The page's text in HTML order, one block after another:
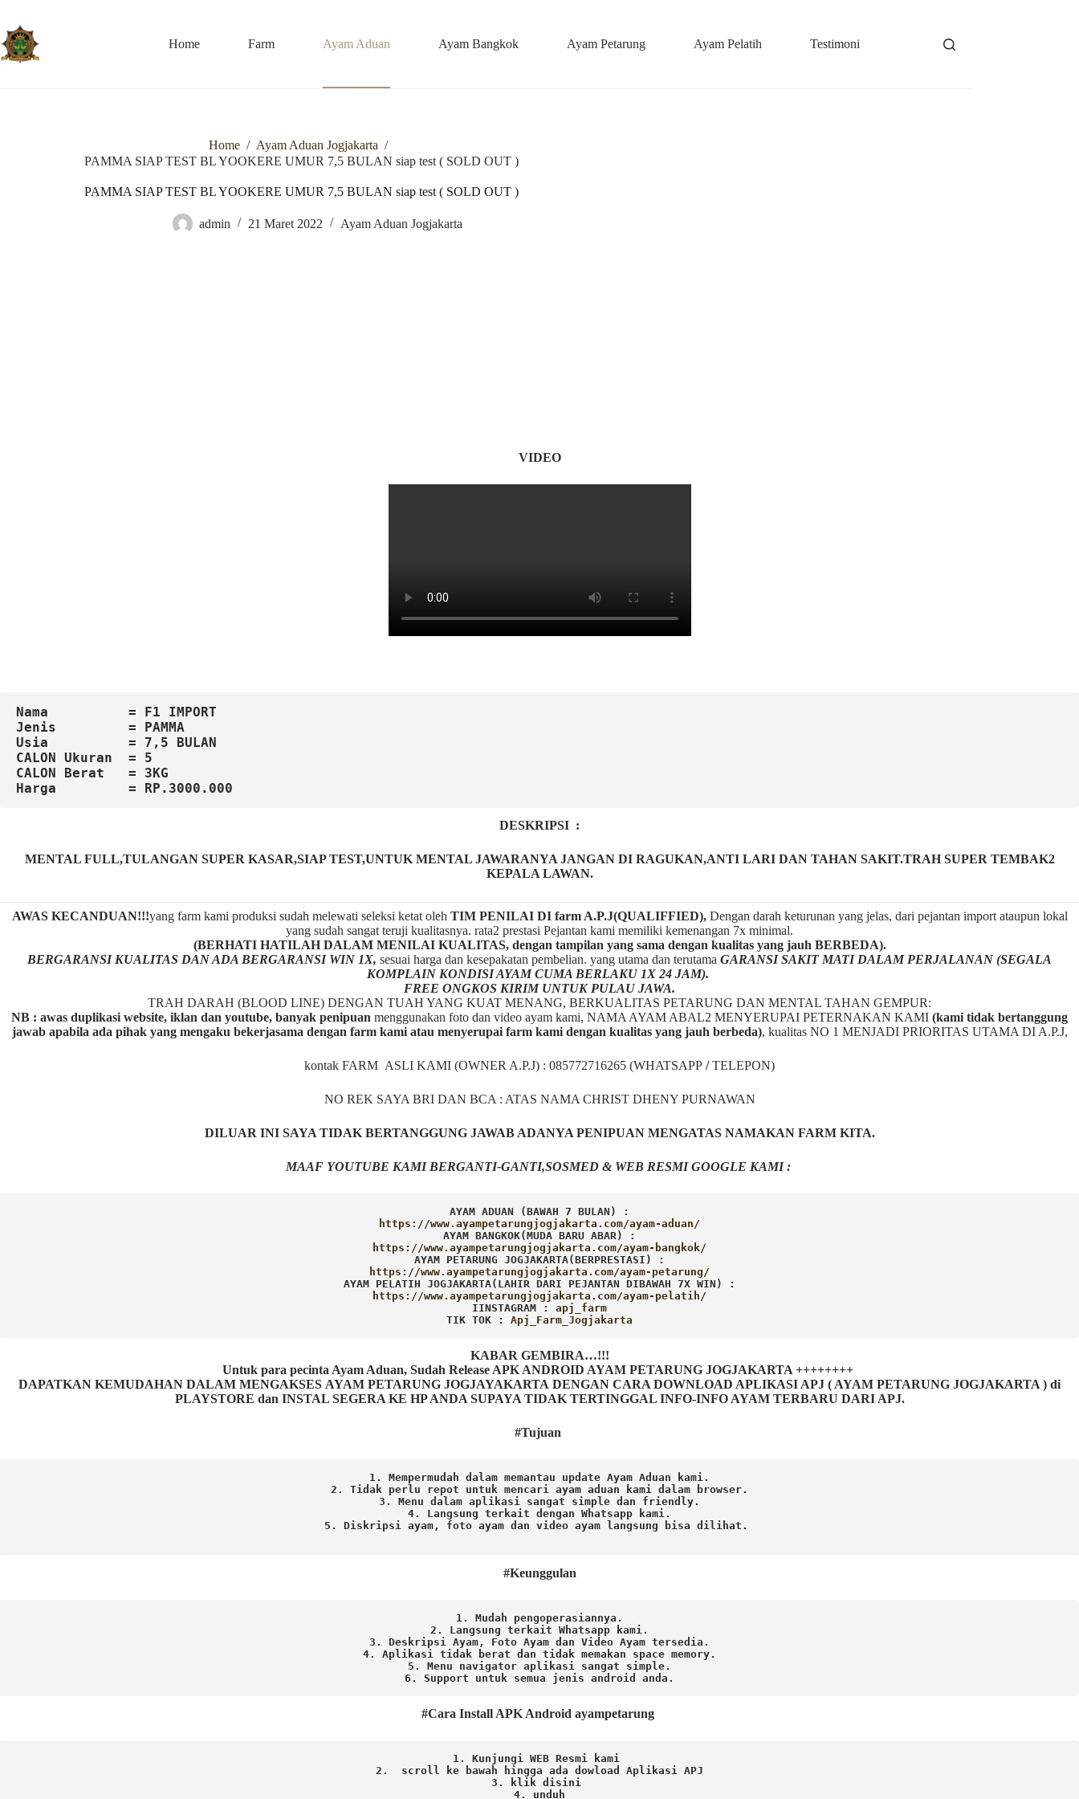
content
Home Farm Ayam Aduan Ayam Bangkok Ayam Petarung Ayam Pelatih Testimoni
Home / Ayam Aduan Jogjakarta /
PAMMA SIAP TEST BL YOOKERE UMUR 7,5 BULAN siap test ( SOLD OUT )
PAMMA SIAP TEST BL YOOKERE UMUR 7,5 BULAN siap test ( SOLD OUT )
admin 21 Maret 2022 Ayam Aduan Jogjakarta
VIDEO
Nama          = F1 IMPORT
Jenis         = PAMMA
Usia          = 7,5 BULAN
CALON Ukuran  = 5
CALON Berat   = 3KG
DESKRIPSI :
MENTAL FULL,TULANGAN SUPER KASAR,SIAP TEST,UNTUK MENTAL JAWARANYA JANGAN DI RAGUKAN,ANTI LARI DAN TAHAN SAKIT.TRAH SUPER TEMBAK2
KEPALA LAWAN.
AWAS KECANDUAN!!!yang farm kami produksi sudah melewati seleksi ketat oleh TIM PENILAI DI farm A.P.J(QUALIFFIED),Dengan darah keturunan yang jelas, dari pejantan import ataupun lokal
yang sudah sangat teruji kualitasnya. rata2 prestasi Pejantan kami memiliki kemenangan 7x minimal.
(BERHATI HATILAH DALAM MENILAI KUALITAS, dengan tampilan yang sama dengan kualitas yang jauh BERBEDA).
BERGARANSI KUALITAS DAN ADA BERGARANSI WIN 1X, sesuai harga dan kesepakatan pembelian. yang utama dan terutama GARANSI SAKIT MATI DALAM PERJALANAN (SEGALA
KOMPLAIN KONDISI AYAM CUMA BERLAKU 1X 24 JAM).
FREE ONGKOS KIRIM UNTUK PULAU JAWA.
TRAH DARAH (BLOOD LINE) DENGAN TUAH YANG KUAT MENANG, BERKUALITAS PETARUNG DAN MENTAL TAHAN GEMPUR:
NB : awas duplikasi website, iklan dan youtube, banyak penipuan menggunakan foto dan video ayam kami, NAMA AYAM ABAL2 MENYERUPAI PETERNAKAN KAMI (kami tidak bertanggung
jawab apabila ada pihak yang mengaku bekerjasama dengan farm kami atau menyerupai farm kami dengan kualitas yang jauh berbeda), kualitas NO 1 MENJADI PRIORITAS UTAMA DI A.P.J,
kontak FARM ASLI KAMI (OWNER A.P.J) : 085772716265 (WHATSAPP /TELEPON)
NO REK SAYA BRI DAN BCA : ATAS NAMA CHRIST DHENY PURNAWAN
DILUAR INI SAYA TIDAK BERTANGGUNG JAWAB ADANYA PENIPUAN MENGATAS NAMAKAN FARM KITA.
MAAF YOUTUBE KAMI BERGANTI-GANTI,SOSMED & WEB RESMI GOOGLE KAMI :
AYAM ADUAN (BAWAH 7 BULAN) :
AYAM BANGKOK(MUDA BARU ABAR) :
AYAM PETARUNG JOGJAKARTA(BERPRESTASI) :
AYAM PELATIH JOGJAKARTA(LAHIR DARI PEJANTAN DIBAWAH 7X WIN) :
IINSTAGRAM :
TIK TOK : Apj_Farm_Jogjakarta
KABAR GEMBIRA…!!!
Untuk para pecinta Ayam Aduan, Sudah Release APK ANDROID AYAM PETARUNG JOGJAKARTA ++++++++
DAPATKAN KEMUDAHAN DALAM MENGAKSES AYAM PETARUNG JOGJAYAKARTA DENGAN CARA DOWNLOAD APLIKASI APJ ( AYAM PETARUNG JOGJAKARTA ) di
PLAYSTORE dan INSTAL SEGERA KE HP ANDA SUPAYA TIDAK TERTINGGAL INFO-INFO AYAM TERBARU DARI APJ.
#Tujuan
1. Mempermudah dalam memantau update Ayam Aduan kami.
2. Tidak perlu repot untuk mencari ayam aduan kami dalam browser.
3. Menu dalam aplikasi sangat simple dan friendly.
4. Langsung terkait dengan Whatsapp kami.
5. Diskripsi ayam, foto ayam dan video ayam langsung bisa dilihat.
#Keunggulan
1. Mudah pengoperasiannya.
2. Langsung terkait Whatsapp kami.
3. Deskripsi Ayam, Foto Ayam dan Video Ayam tersedia.
4. Aplikasi tidak berat dan tidak memakan space memory.
5. Menu navigator aplikasi sangat simple.
6. Support untuk semua jenis android anda.
#Cara Install APK Android ayampetarung
1. Kunjungi WEB Resmi kami
2.  scroll ke bawah hingga ada dowload Aplikasi APJ
3. klik disini
4. unduh